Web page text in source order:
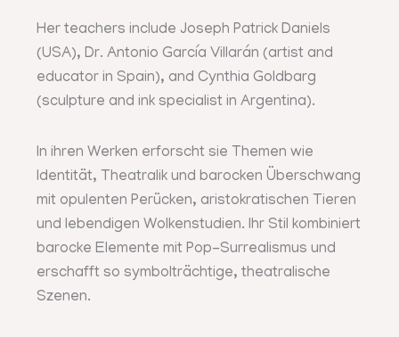
Her teachers include Joseph Patrick Daniels
(USA), Dr. Antonio García Villarán (artist and
educator in Spain), and Cynthia Goldbarg
(sculpture and ink specialist in Argentina).
In ihren Werken erforscht sie Themen wie
Identität, Theatralik und barocken Überschwang
mit opulenten Perücken, aristokratischen Tieren
und lebendigen Wolkenstudien. Ihr Stil kombiniert
barocke Elemente mit Pop-Surrealismus und
erschafft so symbolträchtige, theatralische
Szenen.